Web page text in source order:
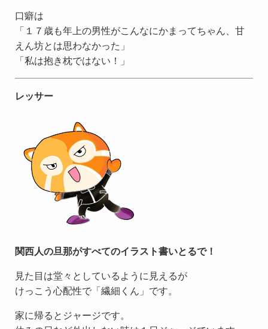
口癖は
「１７歳も年上の男性がこんなにかまってちゃん、甘
えん坊とは思わなかった」
「私は抱き枕ではない！」
レッサー
関西人の旦那がすべてのイラスト書いとるで！
見た目は堂々としているように見えるが
けっこう心配性で「繊細くん」です。
家に帰るとジャージです。